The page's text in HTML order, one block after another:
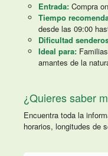
Entrada: Compra
Tiempo
desde las 09:00
Dificultad
Ideal para:
amantes de la
¿Quieres saber
Encuentra toda la
horarios, longitudes de